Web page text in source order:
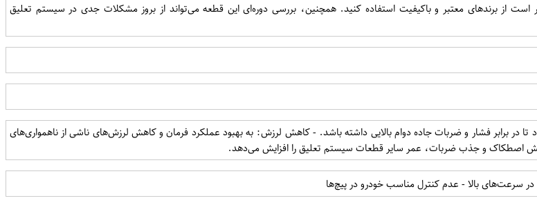
از برندهای معتبر و باکیفیت استفاده کنید. همچنین، بررسی دوره‌ای این قطعه می‌تواند از بروز مشکلات جدی در سیستم تعلیق
تا در برابر فشار و ضربات جاده دوام بالایی داشته باشد. - کاهش لرزش: به بهبود عملکرد فرمان و کاهش لرزش‌های ناشی از ناهمواری‌های
اصطکاک و جذب ضربات، عمر سایر قطعات سیستم تعلیق را افزایش می‌دهد.
سرعت‌های بالا - عدم کنترل مناسب خودرو در پیچ‌ها